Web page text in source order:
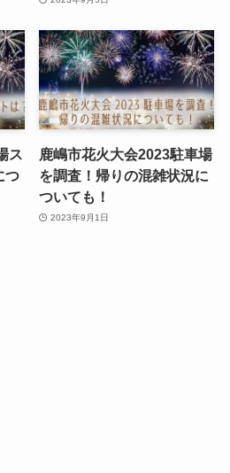
ス
つ
鹿嶋市花火大会2023駐車場
を調査！帰りの混雑状況に
ついても！
2023年9月1日